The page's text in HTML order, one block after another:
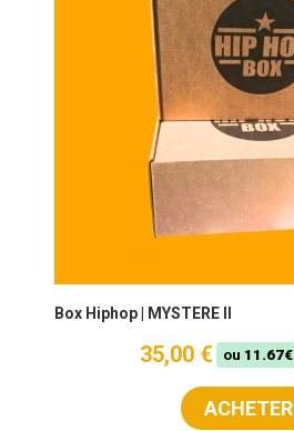
Box Hiphop | MYSTERE II
35,00 € ou 11.67€
ACHETER